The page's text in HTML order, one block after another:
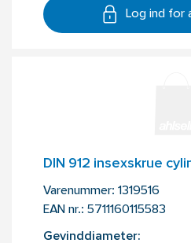
Log ind for
DIN 912 insexskrue
Varenummer: 1319516
EAN nr.: 5711160115583
Gevinddiameter: